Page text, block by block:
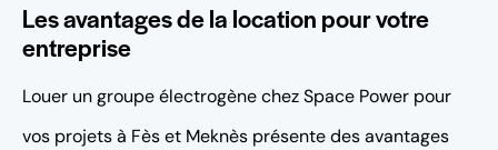
Les avantages de la location pour votre
entreprise
Louer un groupe électrogène chez Space Power pour
vos projets à Fès et Meknès présente des avantages